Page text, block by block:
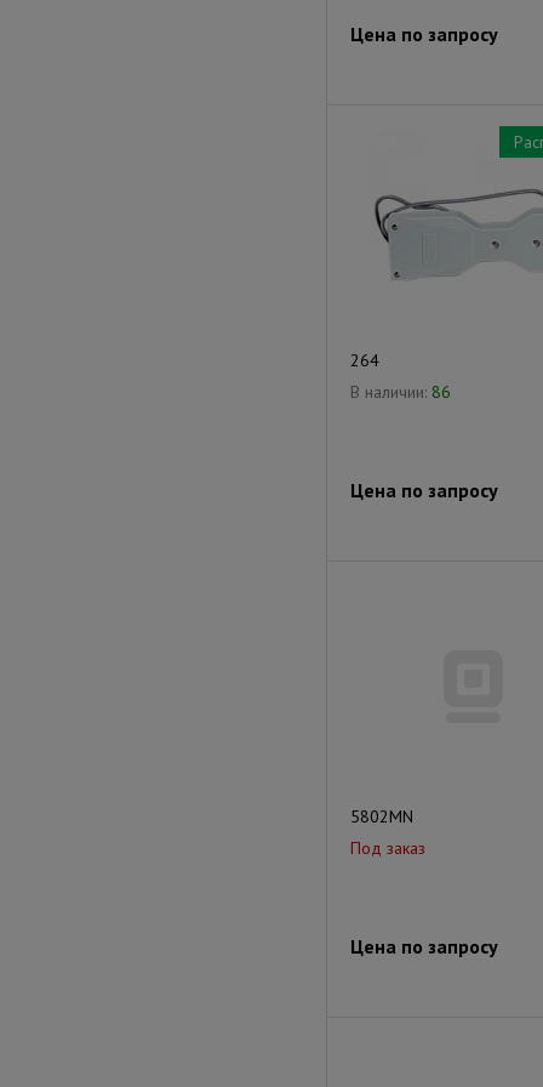
Цена по запросу
264
В наличии: 86
Цена по запросу
5802MN
Под заказ
Цена по запросу